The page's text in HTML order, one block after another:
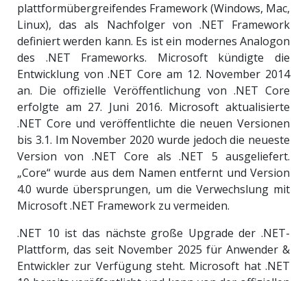
plattformübergreifendes Framework (Windows, Mac,
Linux), das als Nachfolger von .NET Framework
definiert werden kann. Es ist ein modernes Analogon
des .NET Frameworks. Microsoft kündigte die
Entwicklung von .NET Core am 12. November 2014
an. Die offizielle Veröffentlichung von .NET Core
erfolgte am 27. Juni 2016. Microsoft aktualisierte
.NET Core und veröffentlichte die neuen Versionen
bis 3.1. Im November 2020 wurde jedoch die neueste
Version von .NET Core als .NET 5 ausgeliefert.
„Core“ wurde aus dem Namen entfernt und Version
4.0 wurde übersprungen, um die Verwechslung mit
Microsoft .NET Framework zu vermeiden.
.NET 10 ist das nächste große Upgrade der .NET-
Plattform, das seit November 2025 für Anwender &
Entwickler zur Verfügung steht. Microsoft hat .NET